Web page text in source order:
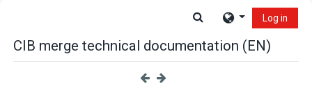
Toggle search input
Log in
CIB merge technical documentation (EN)